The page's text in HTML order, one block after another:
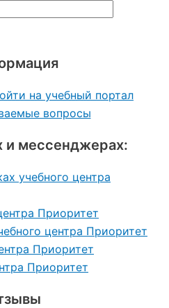
на учебный портал
вопросы
и мессенджерах: